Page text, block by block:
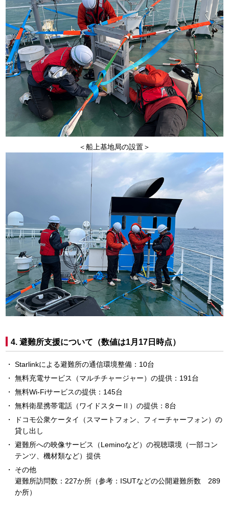
＜船上基地局の設置＞
4. 避難所支援について（数値は1月17日時点）
Starlinkによる避難所の通信環境整備：10台
無料充電サービス（マルチチャージャー）の提供：191台
無料Wi-Fiサービスの提供：145台
無料衛星携帯電話（ワイドスターⅡ）の提供：8台
ドコモ公衆ケータイ（スマートフォン、フィーチャーフォン）の
貸し出し
避難所への映像サービス（Leminoなど）の視聴環境（一部コン
テンツ、機材類など）提供
その他
避難所訪問数：227か所（参考：ISUTなどの公開避難所数 289
か所）